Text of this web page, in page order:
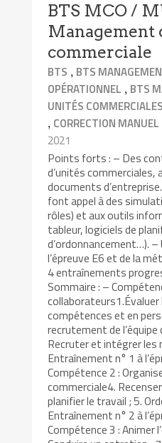
BTS MCO /
Management
commerciale
BTS , BTS
OPÉRATIONNEL , BTS
UNITÉS COMMERCIALES
, CORRECTION
2021
Points forts : – Des
d’unités commerciales,
documents
font appel à des
rôles) et aux outils
tableur, logiciels de
d’ordonnancement…).
l’épreuve E6 et de la
4 entraînements
Sommaire : –
collaborateurs1.Évaluer
compétences et en
recrutement de l’équipe
Recruter et intégrer les
Entraînement n° 1 à
Compétence 2 :
commerciale4.
planifier le travail ; 5.
Entraînement n° 2 à
Compétence 3 : Animer